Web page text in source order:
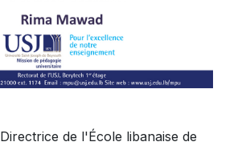
Directrice de l'École libanaise de